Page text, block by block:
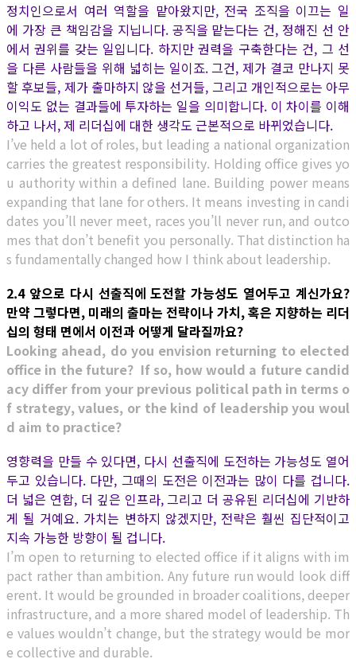
정치인으로서 여러 역할을 맡아왔지만, 전국 조직을 이끄는 일
에 가장 큰 책임감을 지닙니다. 공직을 맡는다는 건, 정해진 선 안
에서 권위를 갖는 일입니다. 하지만 권력을 구축한다는 건, 그 선
을 다른 사람들을 위해 넓히는 일이죠. 그건, 제가 결코 만나지 못
할 후보들, 제가 출마하지 않을 선거들, 그리고 개인적으로는 아무
이익도 없는 결과들에 투자하는 일을 의미합니다. 이 차이를 이해
하고 나서, 제 리더십에 대한 생각도 근본적으로 바뀌었습니다.
I’ve held a lot of roles, but leading a national organization
carries the greatest responsibility. Holding office gives yo
u authority within a defined lane. Building power means
expanding that lane for others. It means investing in candi
dates you’ll never meet, races you’ll never run, and outco
mes that don’t benefit you personally. That distinction ha
s fundamentally changed how I think about leadership.
2.4 앞으로 다시 선출직에 도전할 가능성도 열어두고 계신가요?
만약 그렇다면, 미래의 출마는 전략이나 가치, 혹은 지향하는 리더
십의 형태 면에서 이전과 어떻게 달라질까요?
Looking ahead, do you envision returning to elected
office in the future? If so, how would a future candid
acy differ from your previous political path in terms o
f strategy, values, or the kind of leadership you woul
d aim to practice?
영향력을 만들 수 있다면, 다시 선출직에 도전하는 가능성도 열어
두고 있습니다. 다만, 그때의 도전은 이전과는 많이 다를 겁니다.
더 넓은 연합, 더 깊은 인프라, 그리고 더 공유된 리더십에 기반하
게 될 거예요. 가치는 변하지 않겠지만, 전략은 훨씬 집단적이고
지속 가능한 방향이 될 겁니다.
I’m open to returning to elected office if it aligns with im
pact rather than ambition. Any future run would look diff
erent. It would be grounded in broader coalitions, deeper
infrastructure, and a more shared model of leadership. Th
e values wouldn’t change, but the strategy would be mor
e collective and durable.